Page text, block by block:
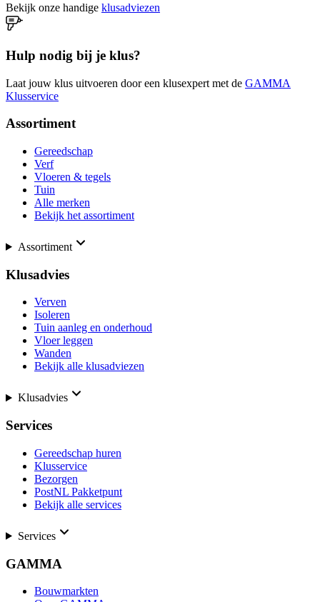
Bekijk onze handige klusadviezen
Hulp nodig bij je klus?
Laat jouw klus uitvoeren door een klusexpert met de GAMMA
Klusservice
Assortiment
Gereedschap
Verf
Vloeren & tegels
Tuin
Alle merken
Bekijk het assortiment
Assortiment
Klusadvies
Verven
Isoleren
Tuin aanleg en onderhoud
Vloer leggen
Wanden
Bekijk alle klusadviezen
Klusadvies
Services
Gereedschap huren
Klusservice
Bezorgen
PostNL Pakketpunt
Bekijk alle services
Services
GAMMA
Bouwmarkten